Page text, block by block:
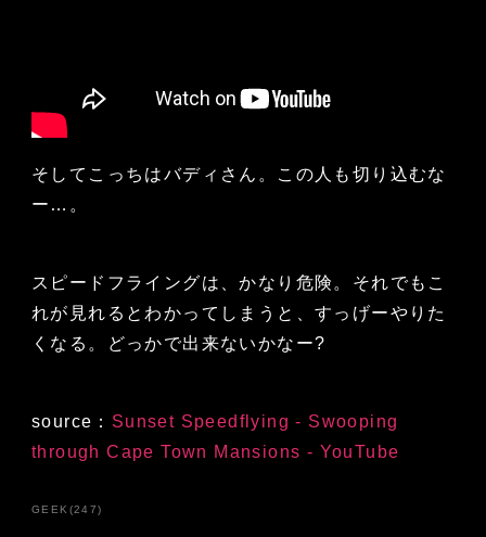
そしてこっちはバディさん。この人も切り込むな
ー…。
スピードフライングは、かなり危険。それでもこ
れが見れるとわかってしまうと、すっげーやりた
くなる。どっかで出来ないかなー?
source： Sunset Speedflying - Swooping
through Cape Town Mansions - YouTube
GEEK (247)